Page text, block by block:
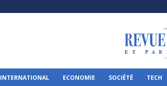
INTERNATIONAL ECONOMIE SOCIÉTÉ TECH